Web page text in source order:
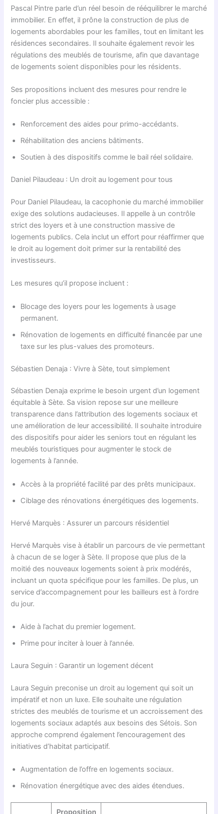
Pascal Pintre parle d’un réel besoin de rééquilibrer le marché
immobilier. En effet, il prône la construction de plus de
logements abordables pour les familles, tout en limitant les
résidences secondaires. Il souhaite également revoir les
régulations des meublés de tourisme, afin que davantage
de logements soient disponibles pour les résidents.
Ses propositions incluent des mesures pour rendre le
foncier plus accessible :
Renforcement des aides pour primo-accédants.
Réhabilitation des anciens bâtiments.
Soutien à des dispositifs comme le bail réel solidaire.
Daniel Pilaudeau : Un droit au logement pour tous
Pour Daniel Pilaudeau, la cacophonie du marché immobilier
exige des solutions audacieuses. Il appelle à un contrôle
strict des loyers et à une construction massive de
logements publics. Cela inclut un effort pour réaffirmer que
le droit au logement doit primer sur la rentabilité des
investisseurs.
Les mesures qu’il propose incluent :
Blocage des loyers pour les logements à usage
permanent.
Rénovation de logements en difficulté financée par une
taxe sur les plus-values des promoteurs.
Sébastien Denaja : Vivre à Sète, tout simplement
Sébastien Denaja exprime le besoin urgent d’un logement
équitable à Sète. Sa vision repose sur une meilleure
transparence dans l’attribution des logements sociaux et
une amélioration de leur accessibilité. Il souhaite introduire
des dispositifs pour aider les seniors tout en régulant les
meublés touristiques pour augmenter le stock de
logements à l’année.
Accès à la propriété facilité par des prêts municipaux.
Ciblage des rénovations énergétiques des logements.
Hervé Marquès : Assurer un parcours résidentiel
Hervé Marquès vise à établir un parcours de vie permettant
à chacun de se loger à Sète. Il propose que plus de la
moitié des nouveaux logements soient à prix modérés,
incluant un quota spécifique pour les familles. De plus, un
service d’accompagnement pour les bailleurs est à l’ordre
du jour.
Aide à l’achat du premier logement.
Prime pour inciter à louer à l’année.
Laura Seguin : Garantir un logement décent
Laura Seguin preconise un droit au logement qui soit un
impératif et non un luxe. Elle souhaite une régulation
strictes des meublés de tourisme et un accroissement des
logements sociaux adaptés aux besoins des Sétois. Son
approche comprend également l’encouragement des
initiatives d’habitat participatif.
Augmentation de l’offre en logements sociaux.
Rénovation énergétique avec des aides étendues.
Proposition